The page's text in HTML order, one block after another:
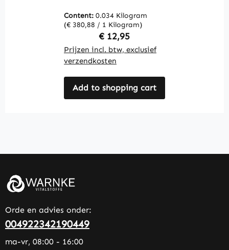
meer - vegan | Warnke
Vitalstoffe
Content: 0.034 Kilogram
(€ 380,88 / 1 Kilogram)
Regular price:
€ 12,95
Prijzen incl. btw, exclusief
verzendkosten
Add to shopping cart
Orde en advies onder:
004922342190449
ma-vr, 08:00 - 16:00